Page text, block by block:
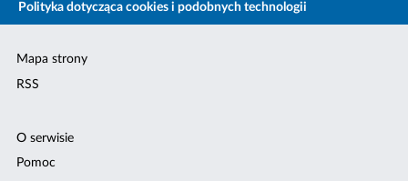
Polityka dotycząca cookies i podobnych technologii
Mapa strony
RSS
O serwisie
Pomoc